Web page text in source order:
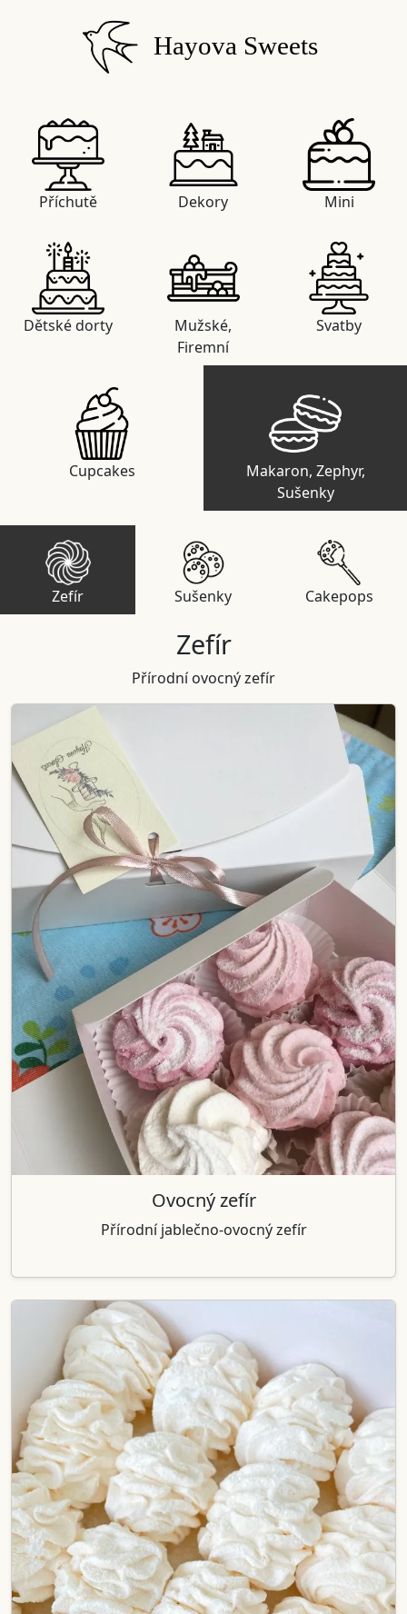
Hayova Sweets
Příchutě Dekory Mini
Dětské dorty
Mužské,
Firemní
Svatby
Cupcakes
Makaron, Zephyr,
Sušenky
Zefír Sušenky Cakepops
Zefír
Přírodní ovocný zefír
Ovocný zefír
Přírodní jablečno-ovocný zefír